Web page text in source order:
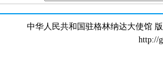
中华人民共和国驻格林纳达大使馆
http://